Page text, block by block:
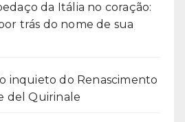
da Itália no coração:
trás do nome de sua
inquieto do Renascimento
del Quirinale